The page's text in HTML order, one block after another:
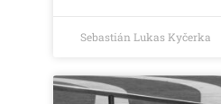
Sebastián Lukas Kyčerka